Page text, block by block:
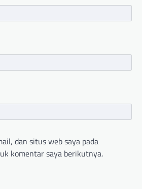
dan situs web saya pada
komentar saya berikutnya.